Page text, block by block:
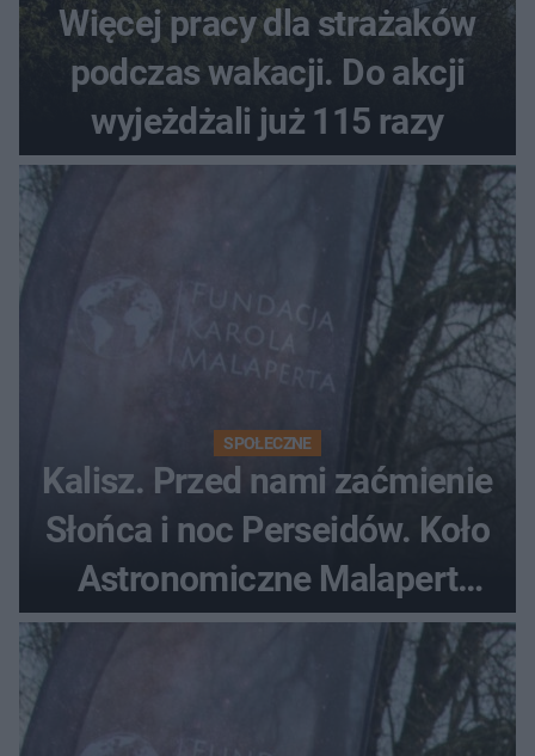
Więcej pracy dla strażaków
podczas wakacji. Do akcji
wyjeżdżali już 115 razy
SPOŁECZNE
Kalisz. Przed nami zaćmienie
Słońca i noc Perseidów. Koło
Astronomiczne Malapert
zaprasza na wspólne